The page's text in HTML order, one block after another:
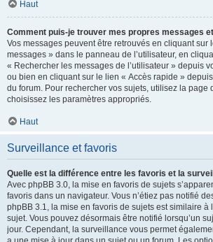
Haut
Comment puis-je trouver mes propres messages
Vos messages peuvent être retrouvés en cliquant sur
messages » dans le panneau de l’utilisateur, en
« Rechercher les messages de l’utilisateur » depuis
ou bien en cliquant sur le lien « Accès rapide »
du forum. Pour rechercher vos sujets, utilisez la page
choisissez les paramètres appropriés.
Haut
Surveillance et favoris
Quelle est la différence entre les favoris et la
Avec phpBB 3.0, la mise en favoris de sujets
favoris dans un navigateur. Vous n’étiez pas notifié
phpBB 3.1, la mise en favoris de sujets est similaire à
sujet. Vous pouvez désormais être notifié lorsqu’un
jour. Cependant, la surveillance vous permet